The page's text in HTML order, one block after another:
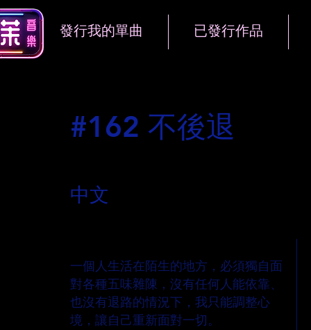
發行我的單曲 已發行作品
#162 不後退
中文
一個人生活在陌生的地方，必須獨自面
對各種五味雜陳，沒有任何人能依靠、
也沒有退路的情況下，我只能調整心
境，讓自己重新面對一切。